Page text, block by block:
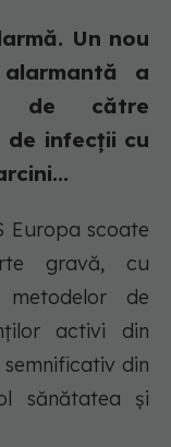
Un nou
a
de către
de infecții cu
Europa scoate
gravă, cu
metodelor de
activi din
din
sănătatea și